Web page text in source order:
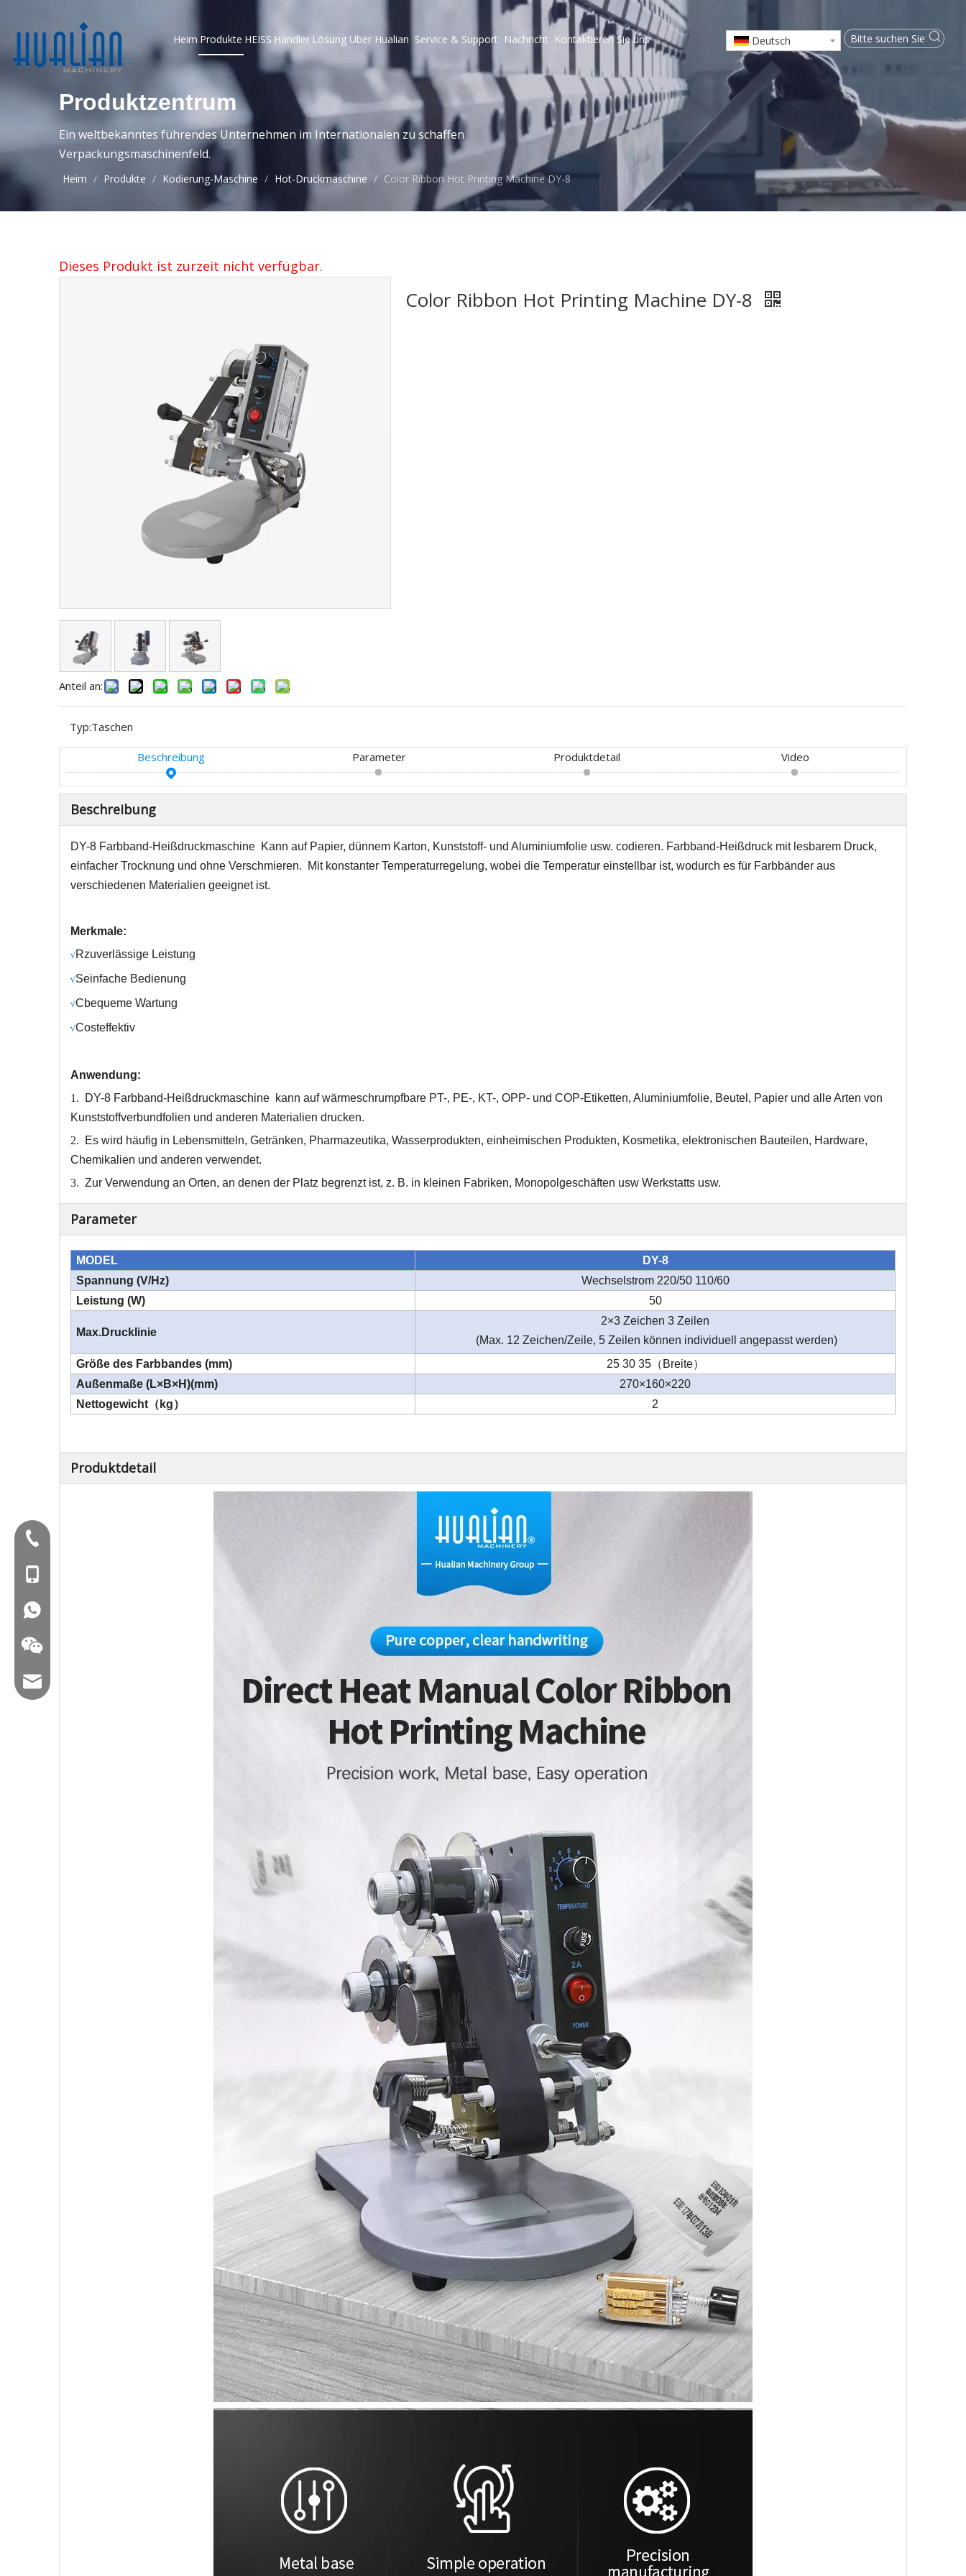
Heim Produkte HEISS Händler Lösung Über Hualian Service & Support Nachricht Kontaktieren Sie uns Deutsch
Produktzentrum
Ein weltbekanntes führendes Unternehmen im Internationalen zu schaffen
Verpackungsmaschinenfeld.
Heim / Produkte / Kodierung-Maschine / Hot-Druckmaschine / Color Ribbon Hot Printing Machine DY-8
Dieses Produkt ist zurzeit nicht verfügbar.
Anteil an:
Color Ribbon Hot Printing Machine DY-8
Typ:Taschen
Beschreibung Parameter Produktdetail Video
Beschreibung
DY-8 Farbband-Heißdruckmaschine Kann auf Papier, dünnem Karton, Kunststoff- und Aluminiumfolie usw. codieren. Farbband-Heißdruck mit lesbarem Druck,
einfacher Trocknung und ohne Verschmieren.
Mit konstanter Temperaturregelung, wobei die Temperatur einstellbar ist, wodurch es für Farbbänder aus
verschiedenen Materialien geeignet ist.
Merkmale:
√Rzuverlässige Leistung
√Seinfache Bedienung
√Cbequeme Wartung
√Costeffektiv
Anwendung:
1.
DY-8 Farbband-Heißdruckmaschine kann auf wärmeschrumpfbare PT-, PE-, KT-, OPP- und COP-Etiketten, Aluminiumfolie, Beutel, Papier und alle Arten von
Kunststoffverbundfolien und anderen Materialien drucken.
2.
Es wird häufig in Lebensmitteln, Getränken, Pharmazeutika, Wasserprodukten, einheimischen Produkten, Kosmetika, elektronischen Bauteilen, Hardware,
Chemikalien und anderen verwendet.
3. Zur Verwendung an Orten, an denen der Platz begrenzt ist, z. B. in kleinen Fabriken, Monopolgeschäften usw Werkstatts usw.
Parameter
MODEL
DY-8
Spannung (V/Hz)
Wechselstrom 220/50 110/60
Leistung (W)
50
Max.Drucklinie
2×3 Zeichen 3 Zeilen
(Max. 12 Zeichen/Zeile, 5 Zeilen können individuell angepasst werden)
Größe des Farbbandes (mm)
25 30 35（ Breite）
Außenmaße (L×B×H)(mm)
270×160×220
Nettogewicht （ kg） 2
Produktdetail